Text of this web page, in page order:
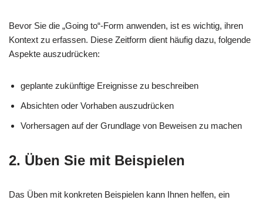
Bevor Sie die „Going to“-Form anwenden, ist es wichtig, ihren
Kontext zu erfassen. Diese Zeitform dient häufig dazu, folgende
Aspekte auszudrücken:
geplante zukünftige Ereignisse zu beschreiben
Absichten oder Vorhaben auszudrücken
Vorhersagen auf der Grundlage von Beweisen zu machen
2. Üben Sie mit Beispielen
Das Üben mit konkreten Beispielen kann Ihnen helfen, ein